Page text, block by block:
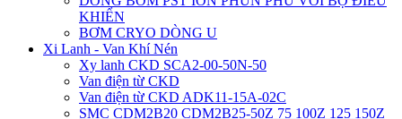
KHIỂN
BƠM CRYO DÒNG U
Xi Lanh - Van Khí Nén
Xy lanh CKD SCA2-00-50N-50
Van điện từ CKD
Van điện từ CKD ADK11-15A-02C
SMC CDM2B20 CDM2B25-50Z 75 100Z 125 150Z